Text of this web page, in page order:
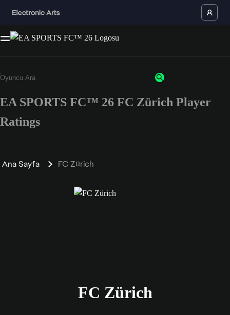
EA SPORTS FC™ 26 FC Zürich Player
Ratings
Ana Sayfa FC Zürich
FC Zürich